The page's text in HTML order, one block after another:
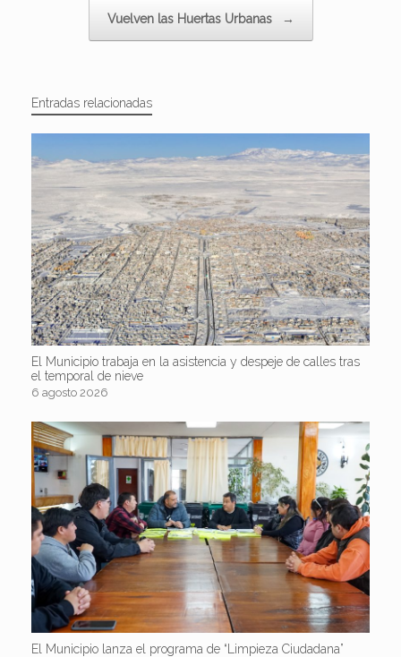
Vuelven las Huertas Urbanas →
Entradas relacionadas
El Municipio trabaja en la asistencia y despeje de calles tras
el temporal de nieve
6 agosto 2026
El Municipio lanza el programa de “Limpieza Ciudadana”